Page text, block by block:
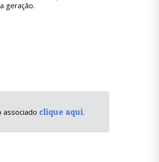
geração.
associado clique aqui.